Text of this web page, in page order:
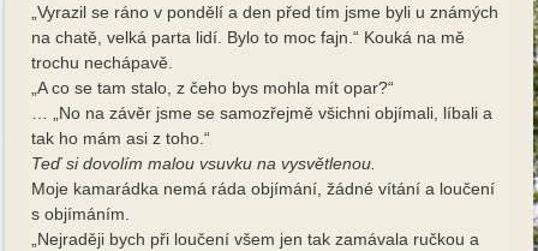
„Vyrazil se ráno v pondělí a den před tím jsme byli u známých
na chatě, velká parta lidí. Bylo to moc fajn.“ Kouká na mě
trochu nechápavě.
„A co se tam stalo, z čeho bys mohla mít opar?“
… „No na závěr jsme se samozřejmě všichni objímali, líbali a
tak ho mám asi z toho.“
Teď si dovolím malou vsuvku na vysvětlenou.
Moje kamarádka nemá ráda objímání, žádné vítání a loučení
s objímáním.
„Nejraději bych při loučení všem jen tak zamávala ručkou a